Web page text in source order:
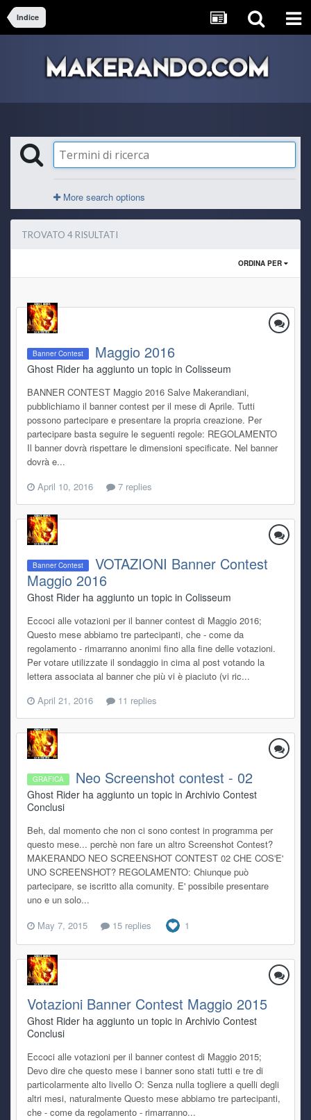
Indice
More search options
TROVATO 4 RISULTATI
ORDINA PER
Banner Contest Maggio 2016
Ghost Rider ha aggiunto un topic in Colisseum
BANNER CONTEST Maggio 2016 Salve Makerandiani,
pubblichiamo il banner contest per il mese di Aprile. Tutti
possono partecipare e presentare la propria creazione. Per
partecipare basta seguire le seguenti regole: REGOLAMENTO
Il banner dovrà rispettare le dimensioni specificate. Nel banner
dovrà e...
April 10, 2016
7 replies
Banner Contest
VOTAZIONI Banner Contest
Maggio 2016
Ghost Rider ha aggiunto un topic in Colisseum
Eccoci alle votazioni per il banner contest di Maggio 2016;
Questo mese abbiamo tre partecipanti, che - come da
regolamento - rimarranno anonimi fino alla fine delle votazioni.
Per votare utilizzate il sondaggio in cima al post votando la
lettera associata al banner che più vi è piaciuto (vi ric...
April 21, 2016
11 replies
GRAFICA Neo Screenshot contest - 02
Ghost Rider ha aggiunto un topic in Archivio Contest
Conclusi
Beh, dal momento che non ci sono contest in programma per
questo mese... perchè non fare un altro Screenshot Contest?
MAKERANDO NEO SCREENSHOT CONTEST 02 CHE COS'E'
UNO SCREENSHOT? REGOLAMENTO: Chiunque può
partecipare, se iscritto alla comunity. E' possibile presentare
uno e un solo...
May 7, 2015
15 replies 1
Votazioni Banner Contest Maggio 2015
Ghost Rider ha aggiunto un topic in Archivio Contest
Conclusi
Eccoci alle votazioni per il banner contest di Maggio 2015;
Devo dire che questo mese i banner sono stati tutti e tre di
particolarmente alto livello O: Senza nulla togliere a quelli degli
altri mesi, naturalmente Questo mese abbiamo tre partecipanti,
che - come da regolamento - rimarranno...